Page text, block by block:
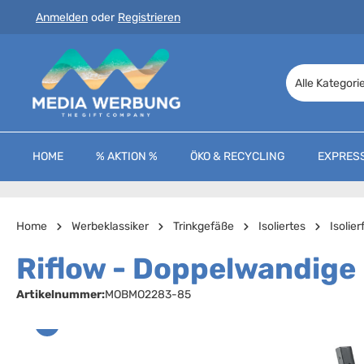
Hauptinhalt springen
Zur Suche springen
Zur Hauptnavigation springen
Anmelden oder Registrieren
Alle
HOME % AKTION % ÖKO & RECYCLING
Home Werbeklassiker Trinkgefäße Isoliertes
Riflow -
Artikelnummer:MOBMO2283-85
Bildergalerie überspringen